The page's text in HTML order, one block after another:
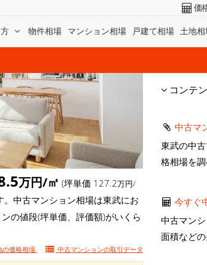
物件相場 マンション相場 戸建て相場 土地
価
万円/㎡ (坪単価 127.2万円/
中古マンション相場は東武にお
の値段(坪単価、評価額)がいくら
の価格相場 中古マンションの取引データ
コンテ
中古マ
東武の中
格相場を調
今すぐ
中古マン
面積など